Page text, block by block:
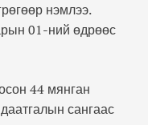
нэмлээ.
01-ний өдрөөс
44 мянган
сангаас